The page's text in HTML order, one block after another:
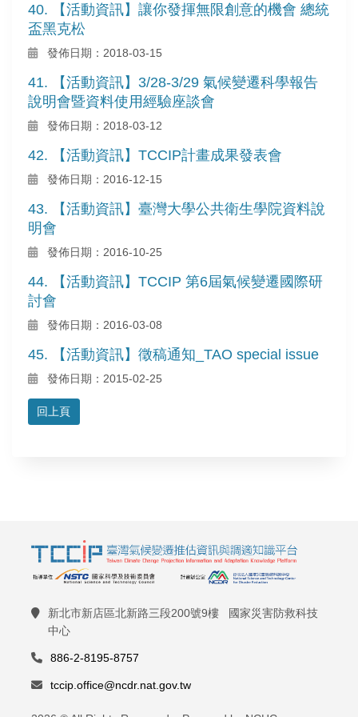
40. 【活動資訊】讓你發揮無限創意的機會 總統
盃黑克松
發佈日期：2018-03-15
41. 【活動資訊】3/28-3/29 氣候變遷科學報告
說明會暨資料使用經驗座談會
發佈日期：2018-03-12
42. 【活動資訊】TCCIP計畫成果發表會
發佈日期：2016-12-15
43. 【活動資訊】臺灣大學公共衛生學院資料說
明會
發佈日期：2016-10-25
44. 【活動資訊】TCCIP 第6屆氣候變遷國際研
討會
發佈日期：2016-03-08
45. 【活動資訊】徵稿通知_TAO special issue
發佈日期：2015-02-25
回上頁
新北市新店區北新路三段200號9樓 國家災害防救科技
中心
886-2-8195-8757
tccip.office@ncdr.nat.gov.tw